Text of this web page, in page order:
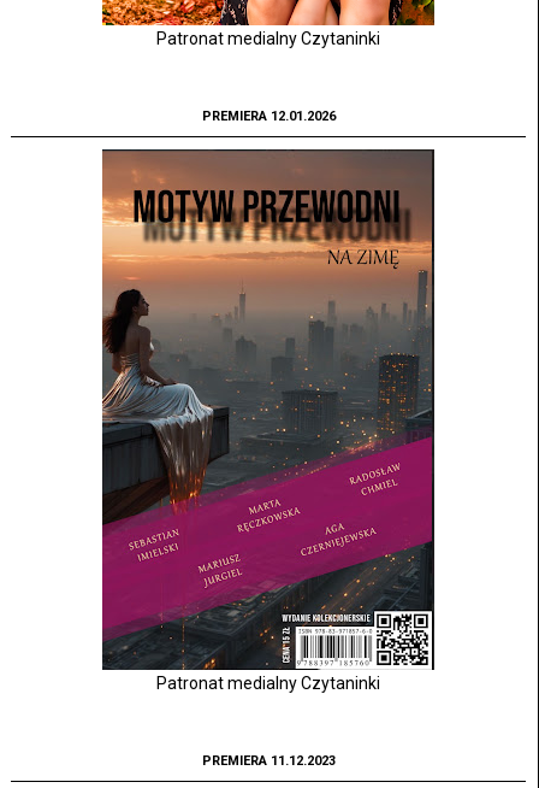
Patronat medialny Czytaninki
PREMIERA 12.01.2026
Patronat medialny Czytaninki
PREMIERA 11.12.2023